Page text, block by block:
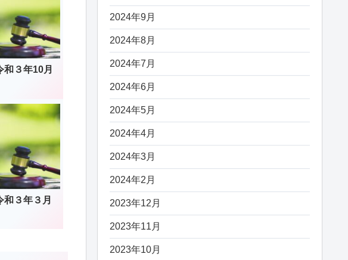
和３年10月
和３年３月
2024年9月
2024年8月
2024年7月
2024年6月
2024年5月
2024年4月
2024年3月
2024年2月
2023年12月
2023年11月
2023年10月